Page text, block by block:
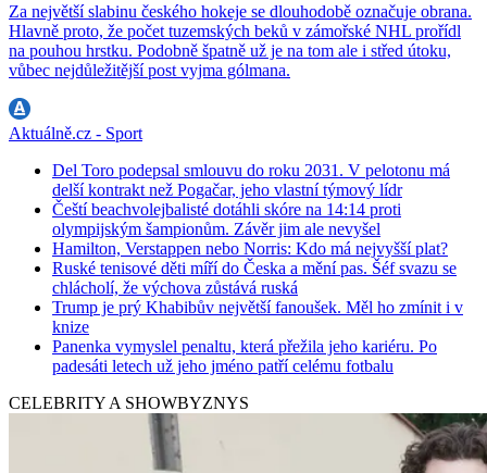
Za největší slabinu českého hokeje se dlouhodobě označuje obrana.
Hlavně proto, že počet tuzemských beků v zámořské NHL prořídl
na pouhou hrstku. Podobně špatně už je na tom ale i střed útoku,
vůbec nejdůležitější post vyjma gólmana.
Aktuálně.cz - Sport
Del Toro podepsal smlouvu do roku 2031. V pelotonu má
delší kontrakt než Pogačar, jeho vlastní týmový lídr
Čeští beachvolejbalisté dotáhli skóre na 14:14 proti
olympijským šampionům. Závěr jim ale nevyšel
Hamilton, Verstappen nebo Norris: Kdo má nejvyšší plat?
Ruské tenisové děti míří do Česka a mění pas. Šéf svazu se
chlácholí, že výchova zůstává ruská
Trump je prý Khabibův největší fanoušek. Měl ho zmínit i v
knize
Panenka vymyslel penaltu, která přežila jeho kariéru. Po
padesáti letech už jeho jméno patří celému fotbalu
CELEBRITY A SHOWBYZNYS